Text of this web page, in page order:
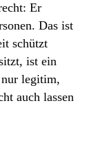
Er
Das ist
schützt
ist ein
legitim,
auch lassen